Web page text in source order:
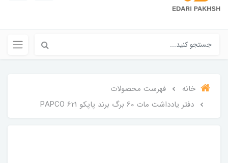
خانه
فهرست محصولات
دفتر یادداشت مات 60 برگ برند پاپکو PAPCO 621